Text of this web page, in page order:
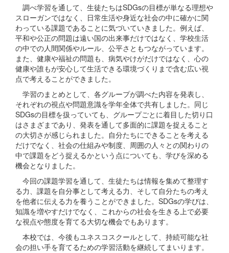
調べ学習を通して、生徒たちはSDGsの目標が単なる理想や
スローガンではなく、日常生活や身近な社会の中に確かに関
わっている課題であることに気づいていきました。例えば、
平和や公正の問題は遠い国の出来事だけではなく、学校生活
の中での人間関係やルール、公平さともつながっています。
また、健康や福祉の問題も、病気やけがだけではなく、心の
健康や誰もが安心して生活できる環境づくりまで含む広い視
点で考えることができました。
学習のまとめとして、各グループが調べた内容を発表し、
それぞれの視点や問題意識を学年全体で共有しました。同じ
SDGsの目標を扱っていても、グループごとに着目した切り口
はさまざまであり、発表を通して多面的に課題を捉えること
の大切さが感じられました。自分たちにできることを考える
だけでなく、社会の仕組みや制度、周囲の人々との関わりの
中で課題をどう捉えるかという点についても、学びを深める
機会となりました。
今回の課題学習を通して、生徒たちは情報を集めて整理す
る力、課題を自分事として考える力、そして自分たちの考え
を他者に伝える力を養うことができました。SDGsの学びは、
知識を増やすだけでなく、これからの社会を生きる上で必要
な視点や態度を育てる大切な機会でもあります。
本校では、今後もユネスコスクールとして、持続可能な社
会の担い手を育てるための学習活動を継続してまいります。